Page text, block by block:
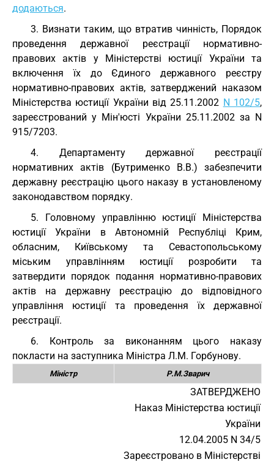
додаються.
3. Визнати таким, що втратив чинність, Порядок
проведення державної реєстрації нормативно-
правових актів у Міністерстві юстиції України та
включення їх до Єдиного державного реєстру
нормативно-правових актів, затверджений наказом
Міністерства юстиції України від 25.11.2002 N 102/5,
зареєстрований у Мін'юсті України 25.11.2002 за N
915/7203.
4. Департаменту державної реєстрації
нормативних актів (Бутрименко В.В.) забезпечити
державну реєстрацію цього наказу в установленому
законодавством порядку.
5. Головному управлінню юстиції Міністерства
юстиції України в Автономній Республіці Крим,
обласним, Київському та Севастопольському
міським управлінням юстиції розробити та
затвердити порядок подання нормативно-правових
актів на державну реєстрацію до відповідного
управління юстиції та проведення їх державної
реєстрації.
6. Контроль за виконанням цього наказу
покласти на заступника Міністра Л.М. Горбунову.
Міністр Р.М.Зварич
ЗАТВЕРДЖЕНО
Наказ Міністерства юстиції
України
12.04.2005 N 34/5
Зареєстровано в Міністерстві